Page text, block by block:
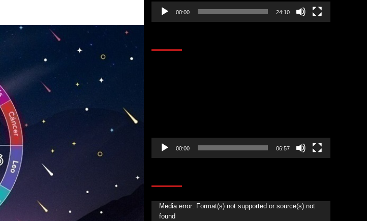
00:00 24:10
00:00 06:57
Reproductor
Media error: Format(s) not supported or source(s) not
found